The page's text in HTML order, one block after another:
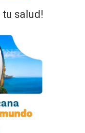
tu salud!